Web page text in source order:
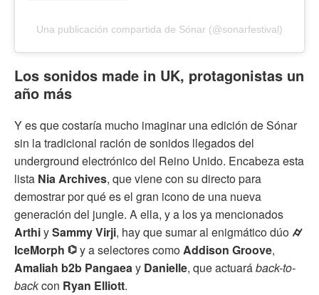
Una publicación compartida de Sónar (@sonarfestival)
Los sonidos made in UK, protagonistas un
año más
Y es que costaría mucho imaginar una edición de Sónar
sin la tradicional ración de sonidos llegados del
underground electrónico del Reino Unido. Encabeza esta
lista Nia Archives, que viene con su directo para
demostrar por qué es el gran icono de una nueva
generación del jungle. A ella, y a los ya mencionados
ArthiySammy Virji, hay que sumar al enigmático dúo ⌭
IceMorph ⌬y a selectores comoAddison Groove,
Amaliah b2b Pangaeay Danielle, que actuaráback-to-
backcon Ryan Elliott.